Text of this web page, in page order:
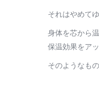
それはやめて
身体を芯から
保温効果をア
そのようなも